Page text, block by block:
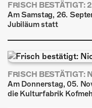
FRISCH BESTÄTIGT:
Am Samstag, 26.
Jubiläum statt
FRISCH BESTÄTIGT:
Am Donnerstag, 05.
die Kulturfabrik